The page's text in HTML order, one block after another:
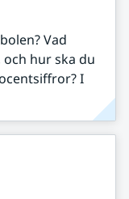
Vad
och hur ska du
I